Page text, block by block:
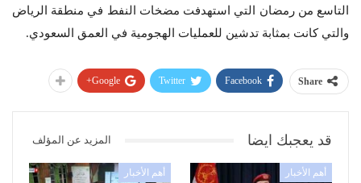
التاسع من رمضان التي استهدفت مضخات النفط في منطقة الرياض
والتي كانت بمثابة تدشين للعمليات الهجومية في العمق السعودي.
Share
Facebook
Twitter
Google+
قد يعجبك ايضا المزيد عن المؤلف
أهم الأخبار أهم الأخبار